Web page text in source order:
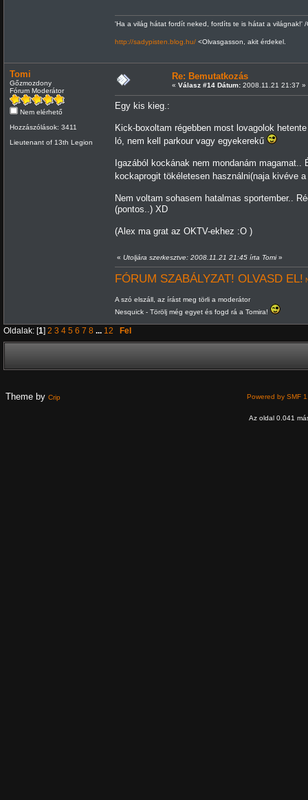
'Ha a világ hátat fordít neked, fordíts te is hátat a világnak!' /
http://sadypisten.blog.hu/<Olvasgasson, akit érdekel.
Tomi
Gőzmozdony
Fórum Moderátor
Nem elérhető
Hozzászólások: 3411
Lieutenant of 13th Legion
Re: Bemutatkozás
« Válasz #14 Dátum:2008.11.21 21:37 »
Egy kis kieg.:
Kick-boxoltam régebben most lovagolok
ló, nem kell parkour vagy egyekerekű
Igazából kockának nem mondanám
kockaprogit tökéletesen használni(naja kivéve
Nem voltam sohasem hatalmas sportember..
(pontos..) XD
(Alex ma grat az OKTV-ekhez :O )
« Utoljára szerkesztve: 2008.11.21 21:45 írta Tomi»
FÓRUM SZABÁLYZAT! OLVASD EL!
A szó elszáll, az írást meg törli a moderátor
Nesquick - Törölj még egyet és fogd rá a Tomira!
Oldalak: [1] 2 3 4 5 6 7 8 ... 12 Fel
Theme by Crip Powered by SMF
Az oldal 0.041